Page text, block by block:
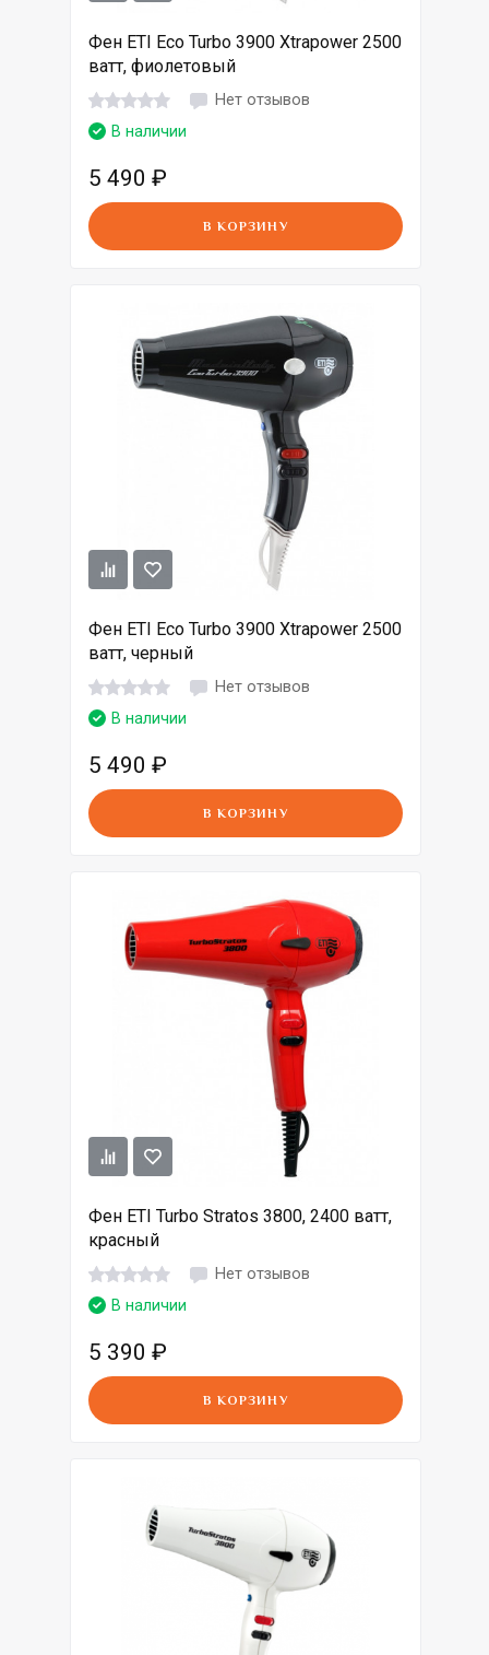
Фен ETI Eco Turbo 3900 Xtrapower 2500
ватт, фиолетовый
Нет отзывов
В наличии
5 490 ₽
В КОРЗИНУ
Фен ETI Eco Turbo 3900 Xtrapower 2500
ватт, черный
Нет отзывов
В наличии
5 490 ₽
В КОРЗИНУ
Фен ETI Turbo Stratos 3800, 2400 ватт,
красный
Нет отзывов
В наличии
5 390 ₽
В КОРЗИНУ